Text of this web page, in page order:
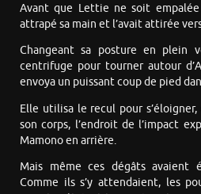
Avant que Lettie ne soit
attrapé sa main et l’avait attirée
Changeant sa posture en plein
centrifuge pour tourner autour
envoya un puissant coup de pied
Elle utilisa le recul pour
son corps, l’endroit de l’impact
Mamono en arrière.
Mais même ces dégâts
Comme ils s’y attendaient, les